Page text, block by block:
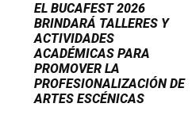
EL BUCAFEST 2026
BRINDARÁ TALLERES Y
ACTIVIDADES
ACADÉMICAS PARA
PROMOVER LA
PROFESIONALIZACIÓN DE
ARTES ESCÉNICAS